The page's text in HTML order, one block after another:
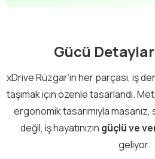
Gücü
xDrive Rüzgar’ın her parçası, iş
taşımak için özenle tasarlandı.
ergonomik tasarımıyla masanız,
değil, iş hayatınızın güçlü ve
geliyor.